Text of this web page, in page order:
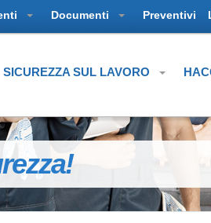
Documenti Preventivi
SICUREZZA SUL LAVORO